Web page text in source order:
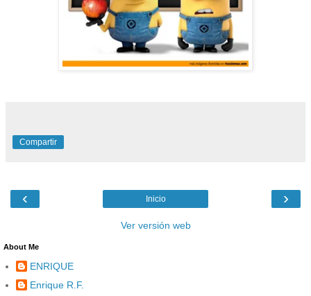
Compartir
‹ ›
Inicio
Ver versión web
About Me
ENRIQUE
Enrique R.F.